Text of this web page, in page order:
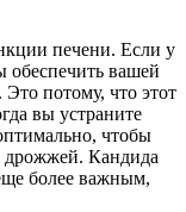
печени. Если у
обеспечить вашей
потому, что этот
вы устраните
чтобы
дрожжей. Кандида
более важным,